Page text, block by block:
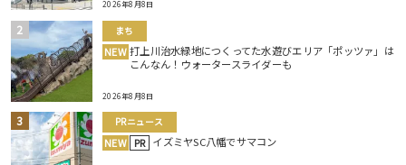
2026年8月8日
まち
NEW 打上川治水緑地につくってた水遊びエリア「ポッツァ」は
こんなん！ウォータースライダーも
2026年8月8日
PRニュース
NEW PR イズミヤSC八幡でサマコン